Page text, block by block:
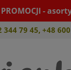
PROMOCJI -
344 79 45, +48